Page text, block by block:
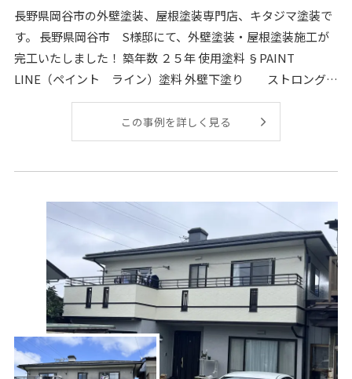
長野県岡谷市の外壁塗装、屋根塗装専門店、キタジマ塗装で
す。 長野県岡谷市 S様邸にて、外壁塗装・屋根塗装施工が
完工いたしました！ 築年数 ２５年 使用塗料 §PAINT
LINE（ペイント ライン）塗料 外壁下塗り ストロングウ
この事例を詳しく見る